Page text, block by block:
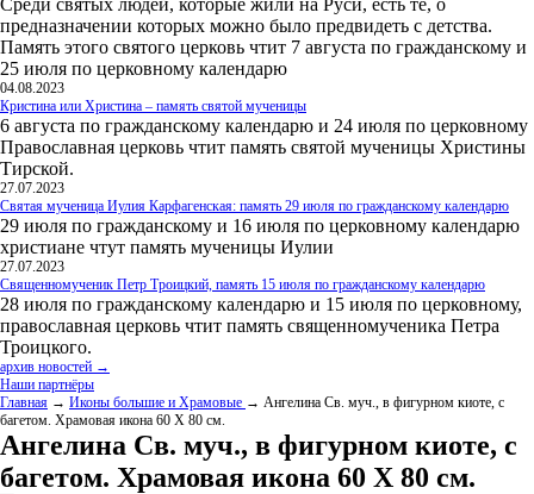
Среди святых людей, которые жили на Руси, есть те, о
предназначении которых можно было предвидеть с детства.
Память этого святого церковь чтит 7 августа по гражданскому и
25 июля по церковному календарю
04.08.2023
Кристина или Христина – память святой мученицы
6 августа по гражданскому календарю и 24 июля по церковному
Православная церковь чтит память святой мученицы Христины
Тирской.
27.07.2023
Святая мученица Иулия Карфагенская: память 29 июля по гражданскому календарю
29 июля по гражданскому и 16 июля по церковному календарю
христиане чтут память мученицы Иулии
27.07.2023
Священномученик Петр Троицкий, память 15 июля по гражданскому календарю
28 июля по гражданскому календарю и 15 июля по церковному,
православная церковь чтит память священномученика Петра
Троицкого.
архив новостей →
Наши партнёры
Главная → Иконы большие и Храмовые → Ангелина Св. муч., в фигурном киоте, с
багетом. Храмовая икона 60 Х 80 см.
Ангелина Св. муч., в фигурном киоте, с
багетом. Храмовая икона 60 Х 80 см.